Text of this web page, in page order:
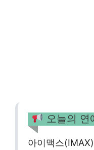
오늘의 연
아이맥스